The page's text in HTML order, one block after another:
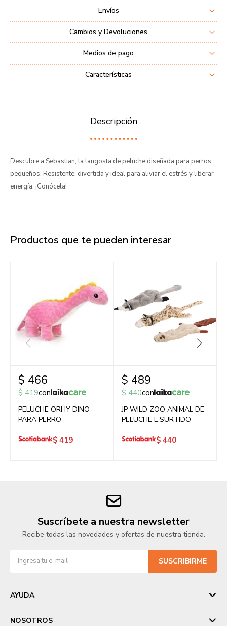
Envíos
Cambios y Devoluciones
Medios de pago
Características
Descripción
Descubre a Sebastian, la langosta de peluche diseñada para perros
pequeños. Resistente, divertida y ideal para aliviar el estrés y liberar
energía. ¡Conócela!
Productos que te pueden interesar
$ 466
$ 419con
PELUCHE ORHY DINO
PARA PERRO
$ 419
$ 489
$ 440con
JP WILD ZOO ANIMAL DE
PELUCHE L SURTIDO
$ 440
Suscríbete a nuestra newsletter
Recibe todas las novedades y ofertas de nuestra tienda.
SUSCRIBIRME
AYUDA
NOSOTROS